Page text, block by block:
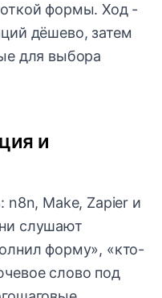
формы. Ход -
дёшево, затем
для выбора
и
n8n, Make, Zapier и
слушают
форму», «кто-
слово под